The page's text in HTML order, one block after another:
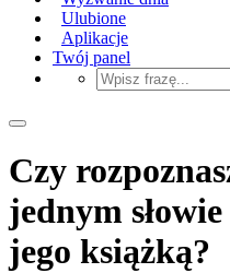
Ulubione
Aplikacje
Twój panel
Czy
jednym
jego książką?